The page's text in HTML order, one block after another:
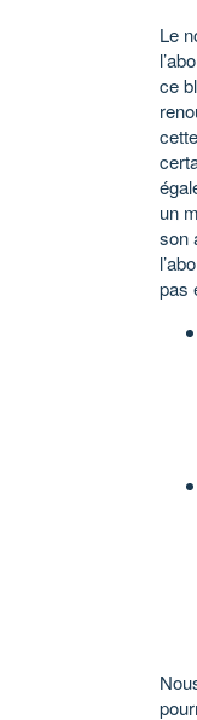
Le
ce
un
son
pas